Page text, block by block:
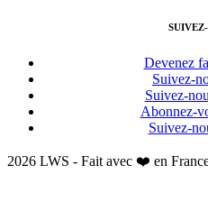
Devenez
Suivez-
Suivez-
Abonnez-
Suivez-
2026 LWS - Fait avec ❤️ en